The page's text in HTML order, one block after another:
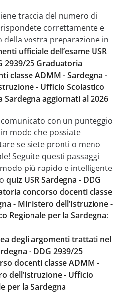
traccia del numero di
correttamente e
della vostra preparazione in
ufficiale dell’esame USR
2939/25 Graduatoria
classe ADMM - Sardegna -
- Ufficio Scolastico
Sardegna aggiornati al 2026
con un punteggio
modo che possiate
se siete pronti o meno
Seguite questi passaggi
più rapido e intelligente
quiz USR Sardegna - DDG
concorso docenti classe
- Ministero dell’Istruzione -
Regionale per la Sardegna:
degli argomenti trattati nel
- DDG 2939/25
docenti classe ADMM -
dell’Istruzione - Ufficio
per la Sardegna